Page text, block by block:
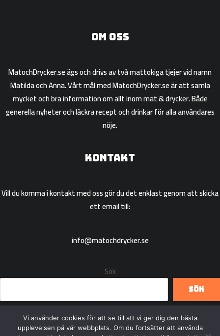
Om oss
MatochDrycker.se ägs och drivs av två mattokiga tjejer vid namn
Matilda och Anna. Vårt mål med MatochDrycker.se är att samla
mycket och bra information om allt inom mat & drycker. Både
generella nyheter och läckra recept och drinkar för alla användares
nöje.
Kontakt
Vill du komma i kontakt med oss gör du det enklast genom att skicka
ett email till:
info@matochdrycker.se
Sök
Sök
Vi använder cookies för att se till att vi ger dig den bästa
upplevelsen på vår webbplats. Om du fortsätter att använda